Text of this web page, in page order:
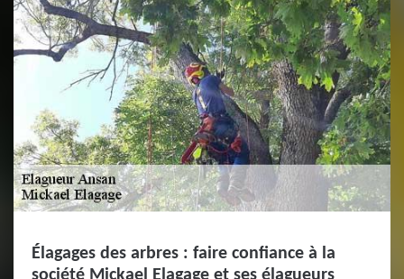
Élagages des arbres : faire confiance à la
société Mickael Elagage et ses élagueurs